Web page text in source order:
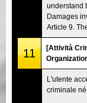
understand
Damages
Article 9.
11
[Attività
L'utente
criminale